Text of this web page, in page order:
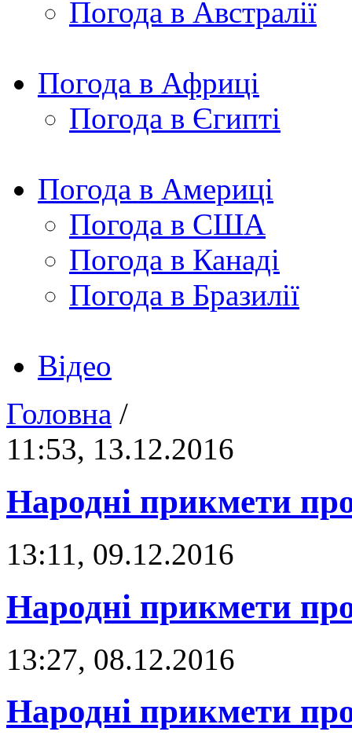
Погода в Австралії
Погода в Африці
Погода в Єгипті
Погода в Америці
Погода в США
Погода в Канаді
Погода в Бразилії
Відео
Головна /
11:53, 13.12.2016
Народні прикмети
13:11, 09.12.2016
Народні прикмети
13:27, 08.12.2016
Народні прикмети